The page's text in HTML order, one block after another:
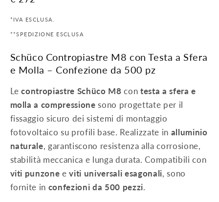
listino
*IVA ESCLUSA.
**SPEDIZIONE ESCLUSA
Schüco Contropiastre M8 con Testa a Sfera
e Molla – Confezione da 500 pz
Lecontropiastre Schüco M8 con testa a sfera e
molla a compressione sono progettate per il
fissaggio sicuro dei sistemi di montaggio
fotovoltaico su profili base. Realizzate in alluminio
naturale, garantiscono resistenza alla corrosione,
stabilità meccanica e lunga durata. Compatibili con
viti punzone eviti universali esagonali, sono
fornite in confezioni da 500 pezzi.